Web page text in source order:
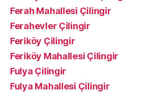
Ferah Mahallesi Çilingir
Ferahevler Çilingir
Feriköy Çilingir
Feriköy Mahallesi Çilingir
Fulya Çilingir
Fulya Mahallesi Çilingir